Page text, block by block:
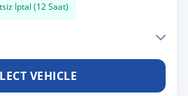
İptal (12 Saat)
VEHICLE